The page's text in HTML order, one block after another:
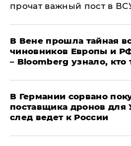
прочат важный пост в
В Вене прошла тайная
чиновников Европы и
– Bloomberg узнало, кто
​В Германии сорвано
поставщика дронов для
след ведет к России